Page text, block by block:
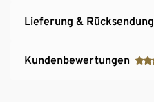
Lieferung & Rücksendung
Kundenbewertungen